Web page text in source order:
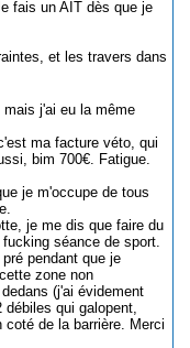
fais un AIT dès que je
et les travers dans
j'ai eu la même
ma facture véto, qui
bim 700€. Fatigue.
je m'occupe de tous
je me dis que faire du
séance de sport.
pendant que je
zone non
(j'ai évidement
débiles qui galopent,
de la barrière. Merci